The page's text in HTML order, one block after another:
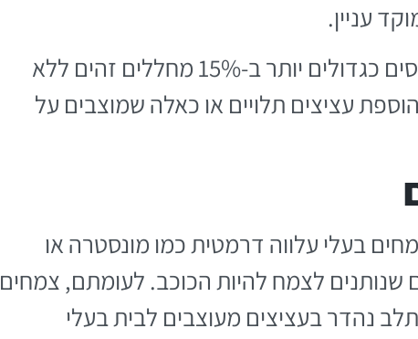
עניין.
מחקרי עיצוב פנים מראים שחללים עם צמחייה נתפסים כגדולים יותר ב-15% מחללים זהים ללא
עציצים תלויים או כאלה שמוצבים על
בעלי עלווה דרמטית כמו מונסטרה או
שנותנים לצמח להיות הכוכב. לעומתם, צמחים
נהדר בעציצים מעוצבים לבית בעלי